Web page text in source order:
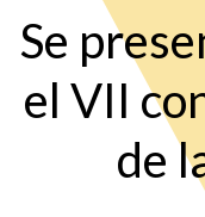
Se
el VII
de